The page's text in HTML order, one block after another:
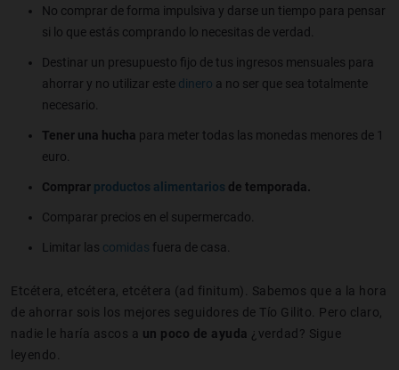
No comprar de forma impulsiva y darse un tiempo para pensar
si lo que estás comprando lo necesitas de verdad.
Destinar un presupuesto fijo de tus ingresos mensuales para
ahorrar y no utilizar este dinero a no ser que sea totalmente
necesario.
Tener una hucha para meter todas las monedas menores de 1
euro.
Comprar productos alimentarios de temporada.
Comparar precios en el supermercado.
Limitar las comidas fuera de casa.
Etcétera, etcétera, etcétera (ad finitum). Sabemos que a la hora
de ahorrar sois los mejores seguidores de Tío Gilito. Pero claro,
nadie le haría ascos a un poco de ayuda ¿verdad? Sigue
leyendo.